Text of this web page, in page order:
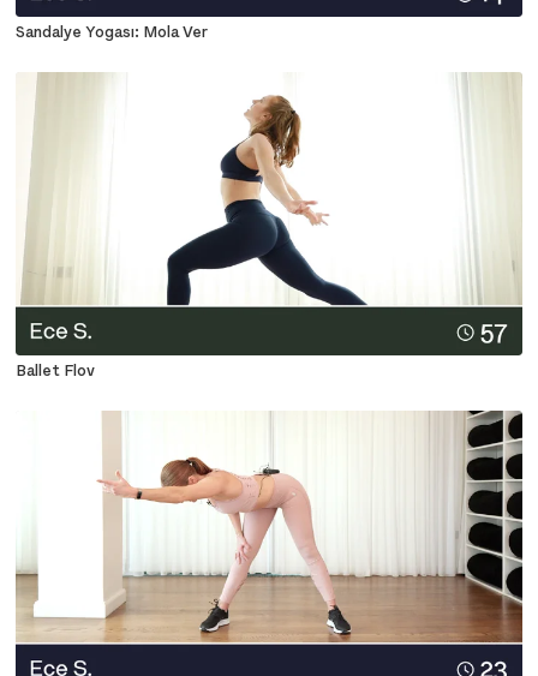
Sandalye Yogası: Mola Ver
Ballet Flov